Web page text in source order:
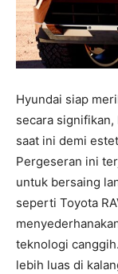
Hyundai siap
secara
saat ini demi
Pergeseran ini
untuk bersaing
seperti Toyota
teknologi
lebih luas di